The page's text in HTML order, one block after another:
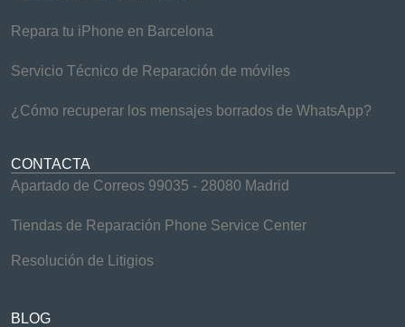
Repara tu iPhone en Barcelona
Servicio Técnico de Reparación de móviles
¿Cómo recuperar los mensajes borrados de WhatsApp?
CONTACTA
Apartado de Correos 99035 - 28080 Madrid
Tiendas de Reparación Phone Service Center
Resolución de Litigios
BLOG